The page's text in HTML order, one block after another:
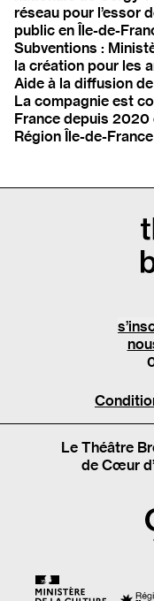
réseau pour l’essor
public en Île-de-
Subventions :
la création pour les
Aide à la diffusion
La compagnie est
France depuis
Région Île-de-
Le Théâtre
de Cœur